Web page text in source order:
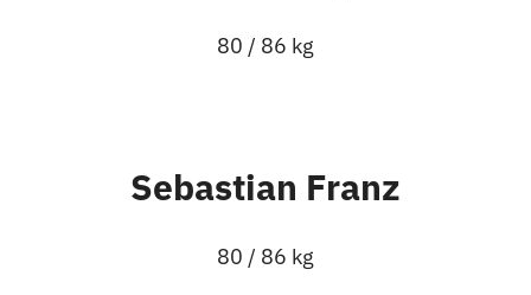
80 / 86 kg
Sebastian Franz
80 / 86 kg